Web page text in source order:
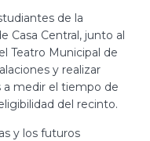
de la
Casa Central, junto al
Teatro Municipal de
y realizar
medir el tiempo de
del recinto.
y los futuros